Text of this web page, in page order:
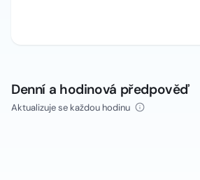
Denní a hodinová předpověď
Aktualizuje se každou hodinu